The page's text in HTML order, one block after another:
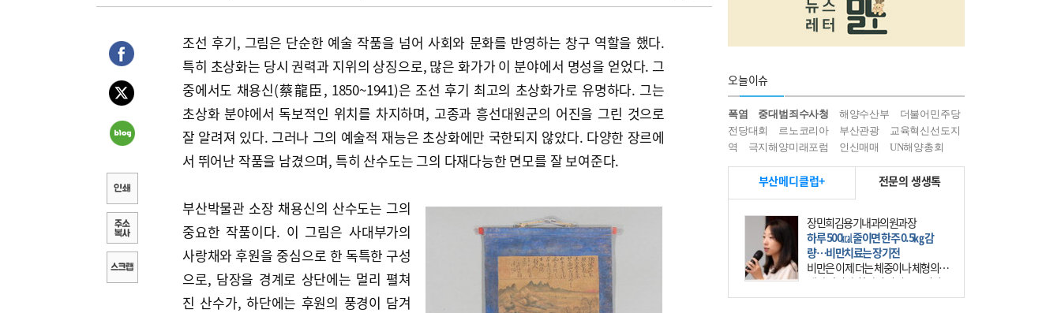
조선 후기, 그림은 단순한 예술 작품을 넘어 사회와 문화를 반영하는 창구 역할을 했다.
특히 초상화는 당시 권력과 지위의 상징으로, 많은 화가가 이 분야에서 명성을 얻었다. 그
중에서도 채용신(蔡龍臣, 1850~1941)은 조선 후기 최고의 초상화가로 유명하다. 그는
초상화 분야에서 독보적인 위치를 차지하며, 고종과 흥선대원군의 어진을 그린 것으로
잘 알려져 있다. 그러나 그의 예술적 재능은 초상화에만 국한되지 않았다. 다양한 장르에
서 뛰어난 작품을 남겼으며, 특히 산수도는 그의 다재다능한 면모를 잘 보여준다.
부산박물관 소장 채용신의 산수도는 그의
중요한 작품이다. 이 그림은 사대부가의
사랑채와 후원을 중심으로 한 독특한 구성
으로, 담장을 경계로 상단에는 멀리 펼쳐
진 산수가, 하단에는 후원의 풍경이 담겨
오늘이슈
폭염 중대범죄수사청 해양수산부
더불어민주당
전당대회
르노코리아 부산관광
교육혁신선도지
역
극지해양미래포럼 인신매매 UN해양총회
부산메디클럽+ 전문의 생생톡
장민희김용기내과의원과장
하루 500㎉ 줄이면 한주 0.5㎏ 감
량…비만치료는 장기전
비만은 이제 더는 체중이나 체형의 문
제가 아니다. 하나의 질병으로 인지
하고 치료와 관리를 해야 한다. 세계